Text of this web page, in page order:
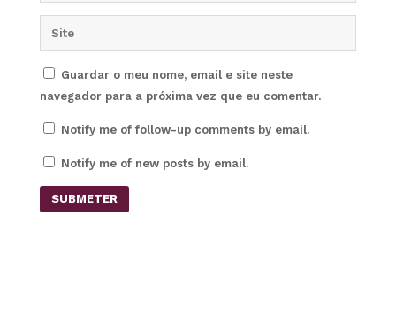
Guardar o meu nome, email e site neste
navegador para a próxima vez que eu comentar.
Notify me of follow-up comments by email.
Notify me of new posts by email.
SUBMETER